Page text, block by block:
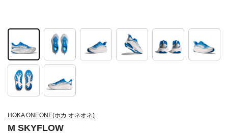
HOKA ONEONE(ホカ オネオネ)
M SKYFLOW